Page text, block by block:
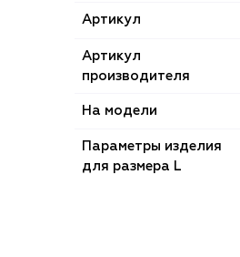
Артикул
Артикул
производителя
На модели
Параметры изделия
для размера L